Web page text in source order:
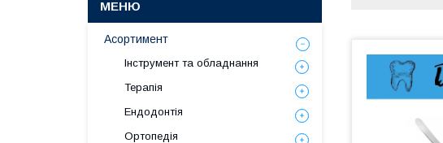
Асортимент
Інструмент та обладнання
Терапія
Ендодонтія
Ортопедія